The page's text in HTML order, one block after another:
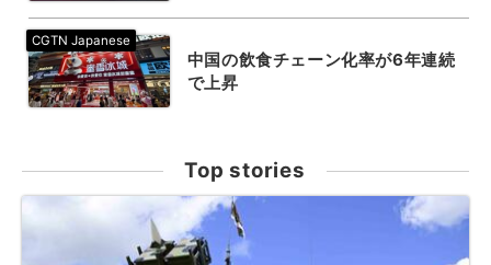
中国の飲食チェーン化率が6年連続
で上昇
Top stories